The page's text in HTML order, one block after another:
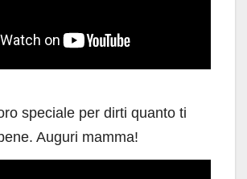
speciale per dirti quanto ti
Auguri mamma!